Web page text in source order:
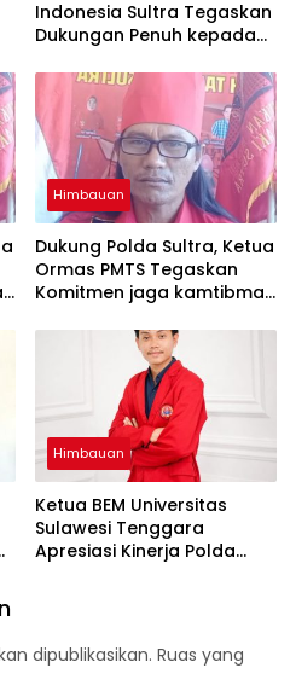
Indonesia Sultra Tegaskan
Dukungan Penuh kepada
Kamtibmas
Himbauan
Dukung Polda Sultra, Ketua
Ormas PMTS Tegaskan
Komitmen jaga kamtibmas
Himbauan
Ketua BEM Universitas
Sulawesi Tenggara
Apresiasi Kinerja Polda
dipublikasikan. Ruas yang